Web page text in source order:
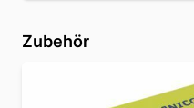
Zubehör